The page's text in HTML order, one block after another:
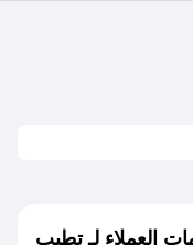
العملاء لـ تطيب